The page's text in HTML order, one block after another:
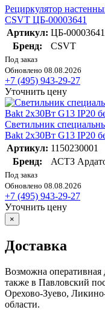
Рециркулятор
CSVT ЦБ-00003641
Артикул: ЦБ-00003641
Бренд:
CSVT
Под заказ
Обновлено 08.08.2026
+7 (495) 943-29-27
Уточнить цену
Светильник
Bakt 2х30Вт G13 IP20
Артикул: 1150230001
Бренд:
АСТЗ
Под заказ
Обновлено 08.08.2026
+7 (495) 943-29-27
Уточнить цену
×
Доставка
Возможна оперативная
также в Павловский
Орехово-Зуево,
области.